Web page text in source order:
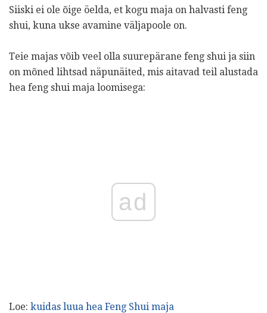
Siiski ei ole õige öelda, et kogu maja on halvasti feng
shui, kuna ukse avamine väljapoole on.
Teie majas võib veel olla suurepärane feng shui ja siin
on mõned lihtsad näpunäited, mis aitavad teil alustada
hea feng shui maja loomisega:
ad
Loe: kuidas luua hea Feng Shui maja